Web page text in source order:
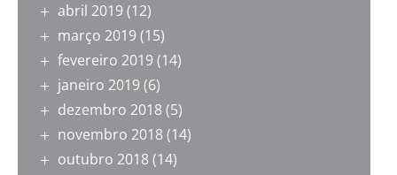
abril 2019(12)
março 2019(15)
fevereiro 2019(14)
janeiro 2019(6)
dezembro 2018(5)
novembro 2018(14)
outubro 2018(14)